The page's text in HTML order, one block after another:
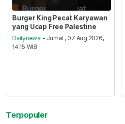
Burger King Pecat Karyawan
yang Ucap Free Palestine
Dailynews - Jumat , 07 Aug 2026,
14:15 WIB
Terpopuler